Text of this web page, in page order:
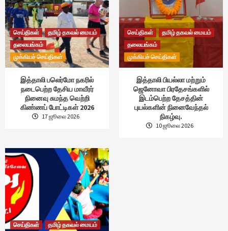
செய்திகள்
தமிழ் தகவல் மையம்
தலையங்கம்
முக்கியச் செய்திகள்
இத்தாலி பலெர்மோ நகரில்
நடைபெற்ற தேசிய மாவீரர்
நினைவு சுமந்த வெற்றி
கிண்ணப் போட்டிகள் 2026
17 ஜூலை 2026
செய்திகள்
தமிழ் தகவல் மையம்
தலையங்கம்
முக்கியச் செய்திகள்
இத்தாலி பியல்லா மற்றும்
ஜெனோவா பிரதேசங்களில்
இடம்பெற்ற தேசத்தின்
புயல்களின் நினைவேந்தல்
நிகழ்வு.
10 ஜூலை 2026
செய்திகள்
தமிழ் தகவல் மையம்